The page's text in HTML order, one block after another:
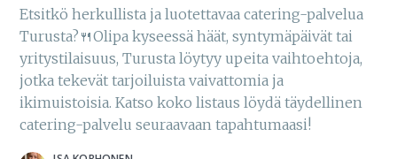
Etsitkö herkullista ja luotettavaa catering-palvelua
Turusta?🍴Olipa kyseessä häät, syntymäpäivät tai
yritystilaisuus, Turusta löytyy upeita vaihtoehtoja,
jotka tekevät tarjoiluista vaivattomia ja
ikimuistoisia. Katso koko listaus löydä täydellinen
catering-palvelu seuraavaan tapahtumaasi!